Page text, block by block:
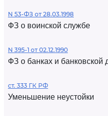
N 53-ФЗ от 28.03.1998
ФЗ о воинской службе
N 395-1 от 02.12.1990
ФЗ о банках и банковской
ст. 333 ГК РФ
Уменьшение неустойки